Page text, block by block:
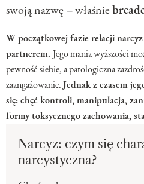
swoją nazwę –właśnie
W początkowej fazie relacji
partnerem. Jego mania wyższości
pewność siebie, a patologiczna
zaangażowanie.Jednak z czasem
się: chęć kontroli, manipulacja,
formy toksycznego zachowania,
Narcyz: czym się
narcystyczna?